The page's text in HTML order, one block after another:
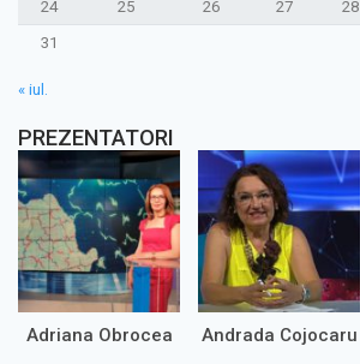
24
25 26 27 28
31
« iul.
PREZENTATORI
Adriana Obrocea Andrada Cojocaru